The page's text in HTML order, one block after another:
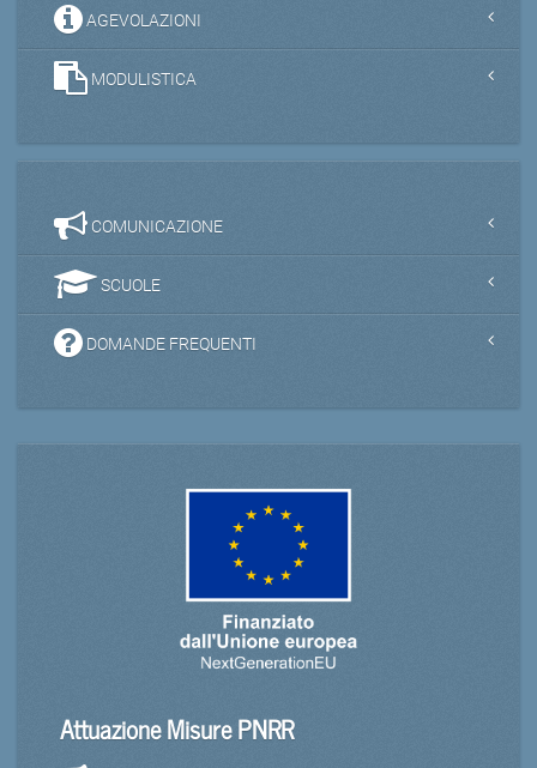
AGEVOLAZIONI
MODULISTICA
COMUNICAZIONE
SCUOLE
DOMANDE FREQUENTI
Attuazione Misure PNRR